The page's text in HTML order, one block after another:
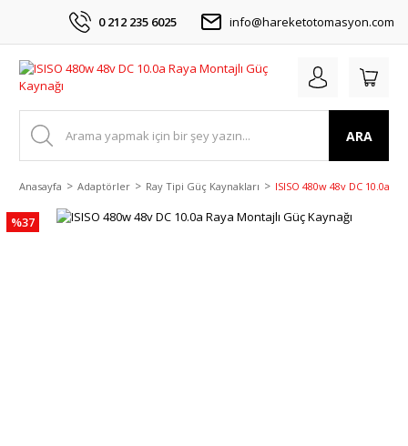
0 212 235 6025 info@hareketotomasyon.com
ARA
Anasayfa Adaptörler Ray Tipi Güç Kaynakları ISISO 480w 48v DC 10.0a
%37